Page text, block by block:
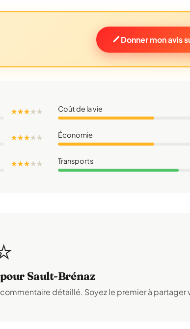
Donner mon avis
★ ★ ★★★ Coût de la vie
★ ★ ★★★ Économie
★ ★ ★★★ Transports
Sault-Brénaz
détaillé. Soyez le premier à partager